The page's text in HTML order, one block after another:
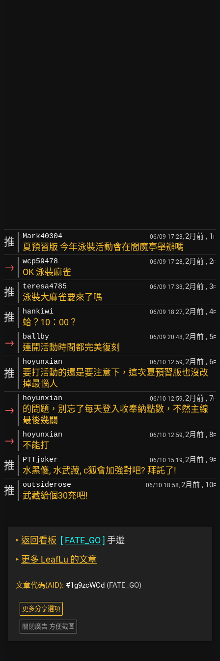
推 Mark40304 06/09 17:23, 2月前 , 1 F
夏預習版 今年泳裝活動會在閻魔亭舉辦嗎
→ wcp59478 06/09 17:28, 2月前 , 2F
OK 泳裝麻雀
推 teresa4785 06/09 17:33, 2月前 , 3F
泳裝大麻雀要來了嗎
推 hankiwi 06/09 18:27, 2月前 , 4F
蛤？10：00？
→ ballby 06/09 20:48, 2月前 , 5F
連開活動時間都完美復刻
推
hoyunxian 06/10 12:59, 2月前 , 6F
要打活動的還是要注意下，這次夏預習版也沒改
掉最惱人
→
hoyunxian 06/10 12:59, 2月前 , 7F
的問題，別忘了每天登入收奉納點數，不然主線
最後幾關
→ hoyunxian 06/10 12:59, 2月前 , 8F
不能打
推 PTTjoker 06/10 15:19, 2月前 , 9F
水黑傻, 水武藏, c狐會加強對吧? 拜託了!
推 outsiderose 06/10 18:58, 2月前 , 10F
武藏給個30充吧!
‣ 返回看板 [ FATE_GO] 手遊
‣ 更多 LeafLu 的文章
文章代碼(AID): #1g9zcWCd (FATE_GO)
更多分享選項
關閉廣告 方便截圖